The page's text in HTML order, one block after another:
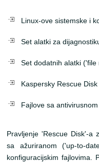
Linux-ove sistemske i
Set alatki za
Set dodatnih alatki
Kaspersky Rescue
Fajlove sa
Pravljenje 'Rescue Disk'-a
sa ažuriranom ('up-to-
konfiguracijskim fajlovima.